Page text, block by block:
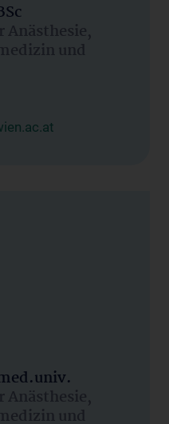
und
und